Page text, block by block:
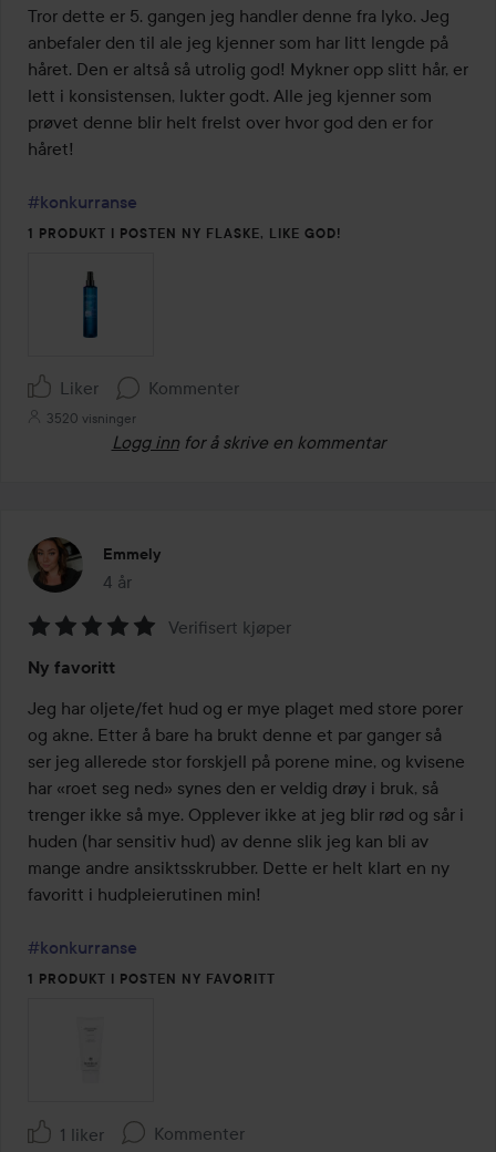
av
5
Tror dette er 5. gangen jeg handler denne fra lyko. Jeg
anbefaler den til ale jeg kjenner som har litt lengde på
håret. Den er altså så utrolig god! Mykner opp slitt hår, er
lett i konsistensen, lukter godt. Alle jeg kjenner som
prøvet denne blir helt frelst over hvor god den er for
håret!
#konkurranse
1 PRODUKT I POSTEN NY FLASKE, LIKE GOD!
Liker Kommenter
3520 visninger
Logg inn for å skrive en kommentar
Emmely
4 år
Innlegget ble opprettet 4 år
5
av
5
Verifisert kjøper
Ny favoritt
Jeg har oljete/fet hud og er mye plaget med store porer
og akne. Etter å bare ha brukt denne et par ganger så
ser jeg allerede stor forskjell på porene mine, og kvisene
har «roet seg ned» synes den er veldig drøy i bruk, så
trenger ikke så mye. Opplever ikke at jeg blir rød og sår i
huden (har sensitiv hud) av denne slik jeg kan bli av
mange andre ansiktsskrubber. Dette er helt klart en ny
favoritt i hudpleierutinen min!
#konkurranse
1 PRODUKT I POSTEN NY FAVORITT
1 liker Kommenter